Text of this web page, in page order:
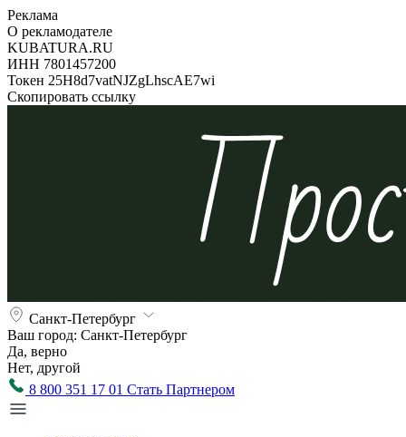
Реклама
О рекламодателе
KUBATURA.RU
ИНН 7801457200
Токен 25H8d7vatNJZgLhscAE7wi
Скопировать ссылку
Санкт-Петербург
Ваш город: Санкт-Петербург
Да, верно
Нет, другой
8 800 351 17 01 Стать Партнером